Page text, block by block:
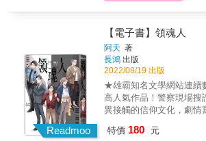
自己也要活下來！ ★在人
心，領魂人會下到地府查
宮！ ★隨書贈：「暗藏玄
X1（272mm&times;210mm） 警校吊車
帶天命刑警： ?繼承家
違當【警察】 當案子膠著，冤魂暴走，正義失
蹤，科學辦案陷入死局
「他」──領魂人 領魂進
打擊犯罪、降妖除魔！ [故事簡介] 有誰第一天
Readmoo
【電子書】領魂人
阿天 著
長鴻 出版
2022/08/19 出版
★雄霸知名文學網站連續
高人氣作品！警察現場搜
異接觸的信仰文化，劇情
★刑偵作家阿天＋人氣繪
特價 180 元